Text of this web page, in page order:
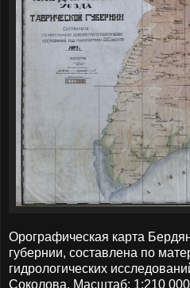
Орографическая карта
губернии, составлена по
гидрологических
Соколова. Масштаб: 1:210